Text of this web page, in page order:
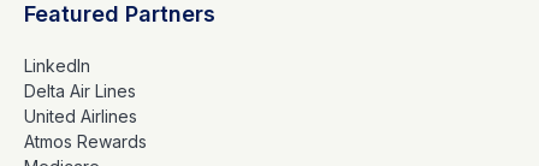
Featured Partners
LinkedIn
Delta Air Lines
United Airlines
Atmos Rewards